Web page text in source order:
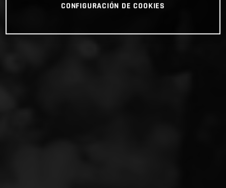
CONFIGURACIÓN DE COOKIES